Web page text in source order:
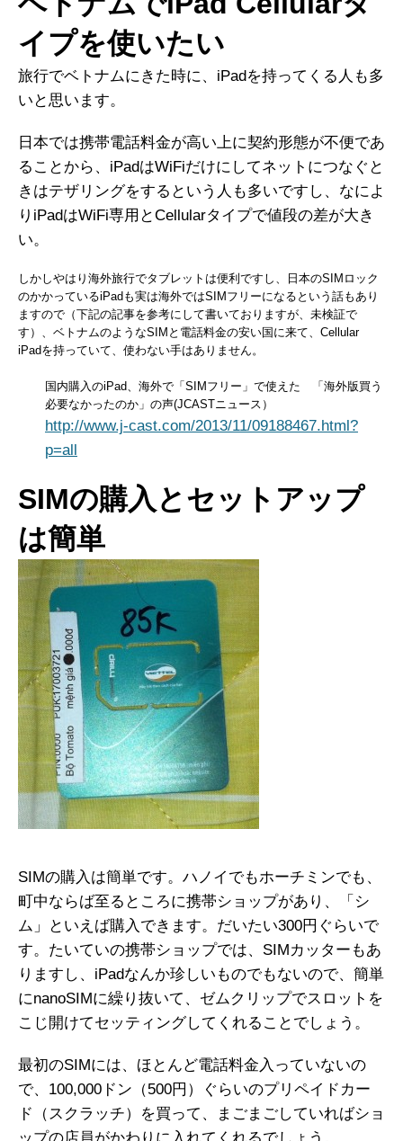
イプを使いたい
旅行でベトナムにきた時に、iPadを持ってくる人も多
いと思います。
日本では携帯電話料金が高い上に契約形態が不便であ
ることから、iPadはWiFiだけにしてネットにつなぐと
きはテザリングをするという人も多いですし、なによ
りiPadはWiFi専用とCellularタイプで値段の差が大き
い。
しかしやはり海外旅行でタブレットは便利ですし、日本のSIMロック
のかかっているiPadも実は海外ではSIMフリーになるという話もあり
ますので（下記の記事を参考にして書いておりますが、未検証で
す）、ベトナムのようなSIMと電話料金の安い国に来て、Cellular
iPadを持っていて、使わない手はありません。
国内購入のiPad、海外で「SIMフリー」で使えた 「海外版買う
必要なかったのか」の声(JCASTニュース）
http://www.j-cast.com/2013/11/09188467.html?
p=all
SIMの購入とセットアップ
は簡単
SIMの購入は簡単です。ハノイでもホーチミンでも、
町中ならば至るところに携帯ショップがあり、「シ
ム」といえば購入できます。だいたい300円ぐらいで
す。たいていの携帯ショップでは、SIMカッターもあ
りますし、iPadなんか珍しいものでもないので、簡単
にnanoSIMに繰り抜いて、ゼムクリップでスロットを
こじ開けてセッティングしてくれることでしょう。
最初のSIMには、ほとんど電話料金入っていないの
で、100,000ドン（500円）ぐらいのプリペイドカー
ド（スクラッチ）を買って、まごまごしていればショ